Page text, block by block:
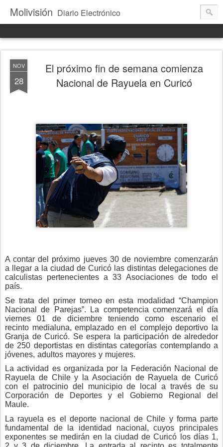
Molivisión Diario Electrónico
NOV
28
El próximo fin de semana comienza
Nacional de Rayuela en Curicó
A contar del próximo jueves 30 de noviembre comenzarán
a llegar a la ciudad de Curicó las distintas delegaciones de
calculistas pertenecientes a 33 Asociaciones de todo el
país.
Se trata del primer torneo en esta modalidad “Champion
Nacional de Parejas”. La competencia comenzará el día
viernes 01 de diciembre teniendo como escenario el
recinto medialuna, emplazado en el complejo deportivo la
Granja de Curicó. Se espera la participación de alrededor
de 250 deportistas en distintas categorías contemplando a
jóvenes, adultos mayores y mujeres.
La actividad es organizada por la Federación Nacional de
Rayuela de Chile y la Asociación de Rayuela de Curicó
con el patrocinio del municipio de local a través de su
Corporación de Deportes y el Gobierno Regional del
Maule.
La rayuela es el deporte nacional de Chile y forma parte
fundamental de la identidad nacional, cuyos principales
exponentes se medirán en la ciudad de Curicó los días 1,